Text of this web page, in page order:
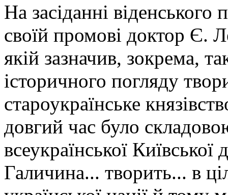
На засіданні
своїй промові доктор Є.
якій зазначив, зокрема,
історичного погляду
староукраїнське
довгий час було
всеукраїнської
Галичина... творить... в